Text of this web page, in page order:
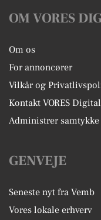
OM VORES
Om os
For annoncører
Vilkår og
Kontakt VORES Digital
Administrer samtykke
GENVEJE
Seneste nyt fra Vemb
Vores lokale erhverv